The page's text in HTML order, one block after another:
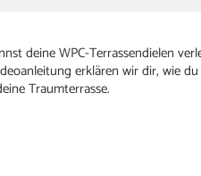
deine WPC-Terrassendielen
erklären wir dir, wie
Traumterrasse.